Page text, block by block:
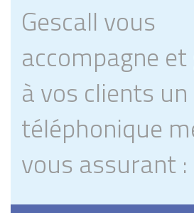
Gescall vous
accompagne
à vos clients
téléphonique
vous assurant :